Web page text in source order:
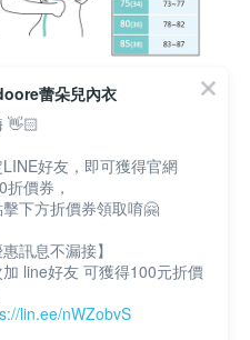
蕾朵兒內衣
👋🏻
好友，即可獲得官網
折價券，
下方折價券領取唷🤗
惠訊息不漏接】
line好友 可獲得100元折價
lin.ee/nWZobvS